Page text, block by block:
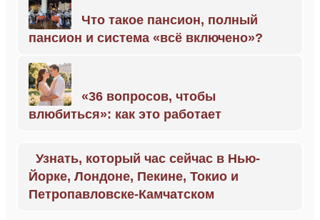
Что такое пансион, полный
пансион и система «всё включено»?
«36 вопросов, чтобы
влюбиться»: как это работает
Узнать, который час сейчас в Нью-
Йорке, Лондоне, Пекине, Токио и
Петропавловске-Камчатском